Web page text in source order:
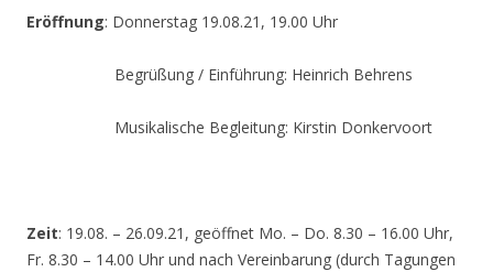
Eröffnung: Donnerstag 19.08.21, 19.00 Uhr
Begrüßung / Einführung: Heinrich Behrens
Musikalische Begleitung: Kirstin Donkervoort
Zeit: 19.08. – 26.09.21, geöffnet Mo. – Do. 8.30 – 16.00 Uhr,
Fr. 8.30 – 14.00 Uhr und nach Vereinbarung (durch Tagungen